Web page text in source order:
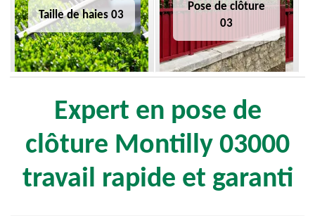
Taille de haies 03
Pose de clôture
03
Expert en pose de
clôture Montilly 03000
travail rapide et garanti